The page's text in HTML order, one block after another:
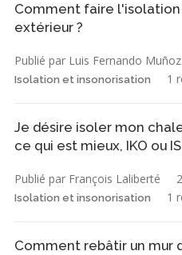
Comment faire
extérieur ?
Publié par Luis Fernando
Isolation et insonorisation 1
Je désire isoler mon
ce qui est mieux, IKO ou
Publié par François Laliberté
Isolation et insonorisation 1
Comment rebâtir un mur